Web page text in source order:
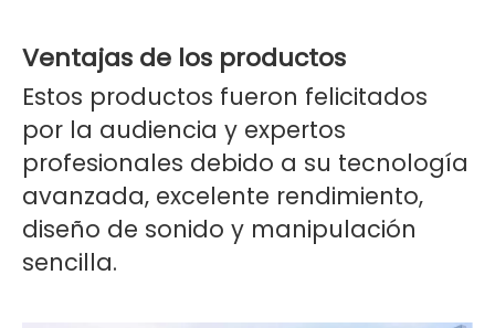
Ventajas de los productos
Estos productos fueron felicitados
por la audiencia y expertos
profesionales debido a su tecnología
avanzada, excelente rendimiento,
diseño de sonido y manipulación
sencilla.